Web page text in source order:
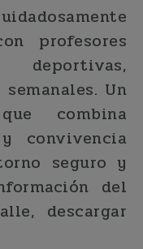
profesores
deportivas,
Un
combina
convivencia
seguro y
del
descargar